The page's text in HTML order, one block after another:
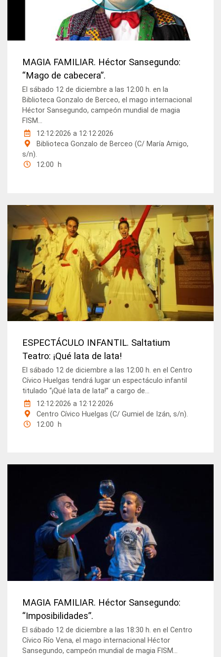
MAGIA FAMILIAR. Héctor Sansegundo:
“Mago de cabecera”.
El sábado 12 de diciembre a las 12:00 h. en la
Biblioteca Gonzalo de Berceo, el mago internacional
Héctor Sansegundo, campeón mundial de magia
FISM...
12·12·2026a 12·12·2026
Biblioteca Gonzalo de Berceo (C/ María Amigo,
s/n).
12:00 h
ESPECTÁCULO INFANTIL. Saltatium
Teatro: ¡Qué lata de lata!
El sábado 12 de diciembre a las 12:00 h. en el Centro
Cívico Huelgas tendrá lugar un espectáculo infantil
titulado “¡Qué lata de lata!” a cargo de...
12·12·2026a 12·12·2026
Centro Cívico Huelgas (C/ Gumiel de Izán, s/n).
12:00 h
MAGIA FAMILIAR. Héctor Sansegundo:
“Imposibilidades”.
El sábado 12 de diciembre a las 18:30 h. en el Centro
Cívico Río Vena, el mago internacional Héctor
Sansegundo, campeón mundial de magia FISM...